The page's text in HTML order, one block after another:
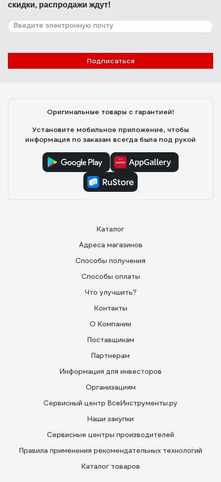
скидки, распродажи ждут!
Подписаться
Оригинальные товары с гарантией!
Установите мобильное приложение, чтобы
информация по заказам всегда была под рукой
Каталог
Адреса магазинов
Способы получения
Способы оплаты
Что улучшить?
Контакты
О Компании
Поставщикам
Партнерам
Информация для инвесторов
Организациям
Сервисный центр ВсеИнструменты.ру
Наши закупки
Сервисные центры производителей
Правила применения рекомендательных технологий
Каталог товаров